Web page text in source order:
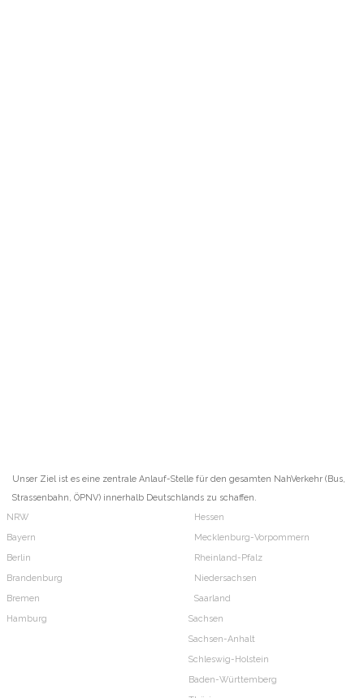
Unser Ziel ist es eine zentrale Anlauf-Stelle für den gesamten NahVerkehr (Bus,
Strassenbahn, ÖPNV) innerhalb Deutschlands zu schaffen.
NRW
Bayern
Berlin
Brandenburg
Bremen
Hamburg
Hessen
Mecklenburg-Vorpommern
Rheinland-Pfalz
Niedersachsen
Saarland
Sachsen
Sachsen-Anhalt
Schleswig-Holstein
Baden-Württemberg